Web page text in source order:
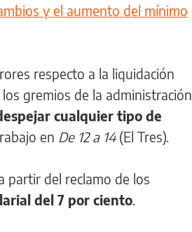
y el aumento del mínimo
respecto a la liquidación
gremios de la administración
cualquier tipo de
en De 12 a 14(El Tres).
partir del reclamo de los
del 7 por ciento